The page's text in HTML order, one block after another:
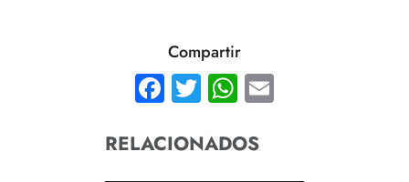
Compartir
Facebook
TwitterWhatsApp
RELACIONADOS